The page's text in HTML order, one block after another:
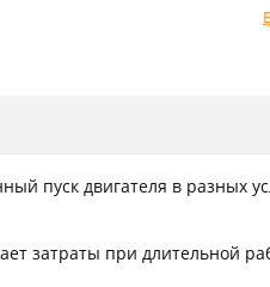
пуск двигателя в разных
затраты при длительной